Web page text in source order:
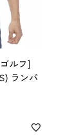
ルフ]
ランパ